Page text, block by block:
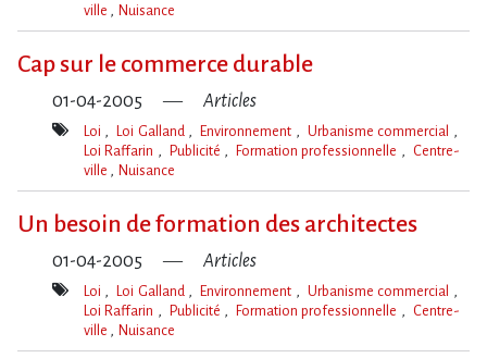
Mot(s)-
ville
Nuisance
Cap sur le commerce durable
01-04-2005 Articles
Mot(s)-
Loi Loi Galland Environnement
Urbanisme commercial
Loi Raffarin
Publicité Formation professionnelle
Centre-
ville
Nuisance
Un besoin de formation des architectes
01-04-2005 Articles
Mot(s)-
Loi Loi Galland Environnement
Urbanisme commercial
Loi Raffarin
Publicité Formation professionnelle
Centre-
ville
Nuisance